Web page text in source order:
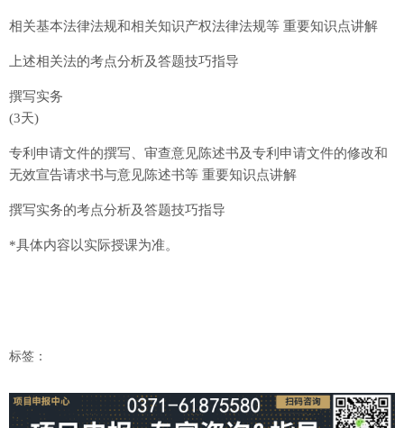
相关基本法律法规和相关知识产权法律法规等 重要知识点讲解
上述相关法的考点分析及答题技巧指导
撰写实务
(3天)
专利申请文件的撰写、审查意见陈述书及专利申请文件的修改和
无效宣告请求书与意见陈述书等 重要知识点讲解
撰写实务的考点分析及答题技巧指导
*具体内容以实际授课为准。
标签：